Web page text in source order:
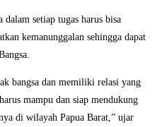
dalam setiap tugas harus bisa
kemanunggalan sehingga dapat
bangsa dan memiliki relasi yang
mampu dan siap mendukung
di wilayah Papua Barat,” ujar